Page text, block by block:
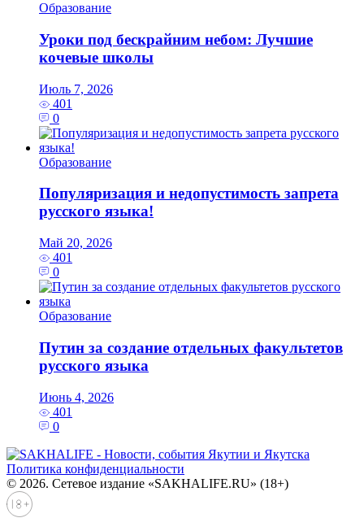
Образование
Уроки под бескрайним небом: Лучшие
кочевые школы
Июль 7, 2026
401
0
Образование
Популяризация и недопустимость запрета
русского языка!
Май 20, 2026
401
0
Образование
Путин за создание отдельных факультетов
русского языка
Июнь 4, 2026
401
0
Политика конфиденциальности
© 2026. Сетевое издание «SAKHALIFE.RU» (18+)